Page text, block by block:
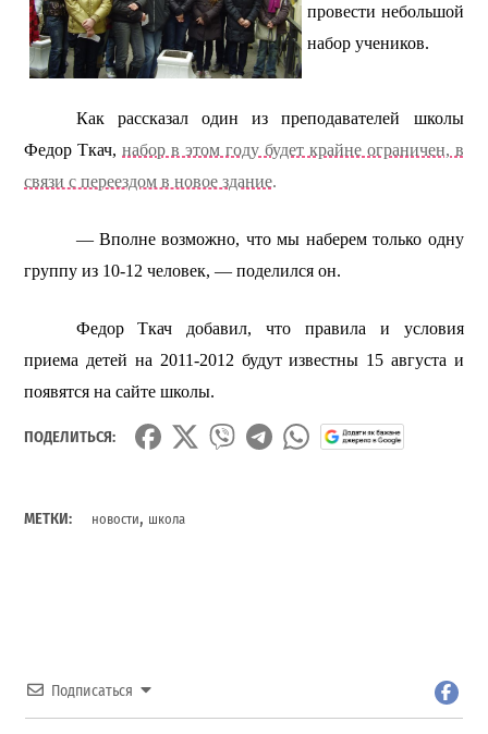
провести небольшой
набор учеников.
Как рассказал один из преподавателей школы
Федор Ткач,набор в этом году будет крайне ограничен, в
связи с переездом в новое здание.
— Вполне возможно, что мы наберем только одну
группу из 10-12 человек, — поделился он.
Федор Ткач добавил, что правила и условия
приема детей на 2011-2012 будут известны 15 августа и
появятся на сайте школы.
ПОДЕЛИТЬСЯ:
МЕТКИ: новости, школа
Подписаться